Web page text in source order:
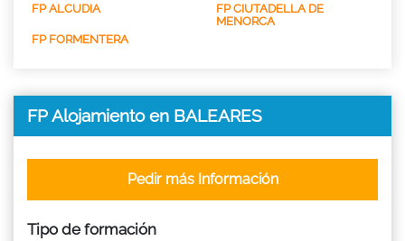
FP ALCUDIA
FP CIUTADELLA DE
MENORCA
FP FORMENTERA
FP Alojamiento en BALEARES
Tipo de formación
Pedir más Información